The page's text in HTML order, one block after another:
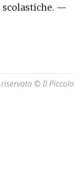
scolastiche. —
© Il Piccolo